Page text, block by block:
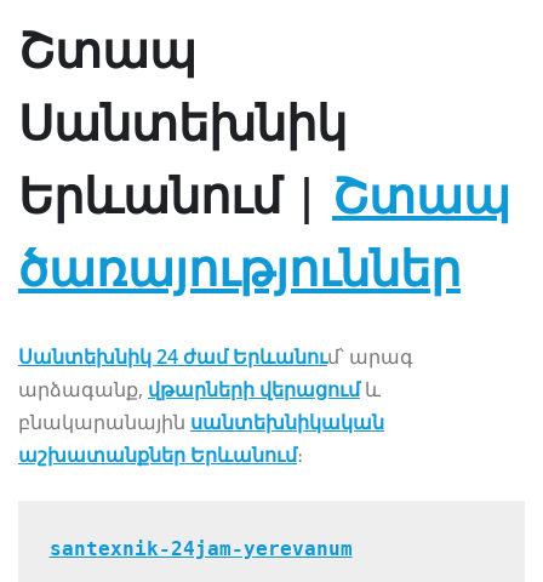
Շտապ
Սանտեխնիկ
Երևանում | Շտապ
ծառայություններ
Սանտեխնիկ 24 ժամ Երևանում՝ արագ
արձագանք, վթարների վերացումև
բնակարանային սանտեխնիկական
աշխատանքներ Երևանում։
santexnik-24jam-yerevanum